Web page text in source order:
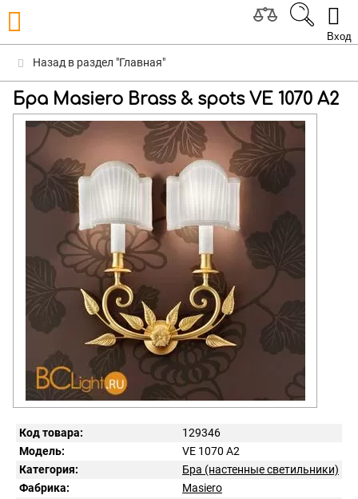
Вход
Назад в раздел "Главная"
Бра Masiero Brass & spots VE 1070 A2
Код товара:
129346
Модель:
VE 1070 A2
Категория:
Бра (настенные светильники)
Фабрика:
Masiero